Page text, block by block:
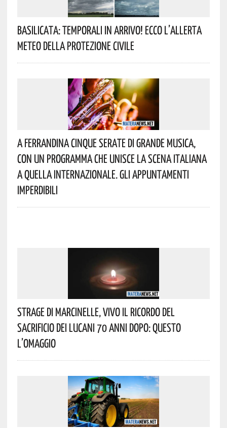
Basilicata: Temporali In Arrivo! Ecco L’allerta
Meteo Della Protezione Civile
A Ferrandina Cinque Serate Di Grande Musica,
Con Un Programma Che Unisce La Scena Italiana
A Quella Internazionale. Gli Appuntamenti
Imperdibili
Strage Di Marcinelle, Vivo Il Ricordo Del
Sacrificio Dei Lucani 70 Anni Dopo: Questo
L’omaggio